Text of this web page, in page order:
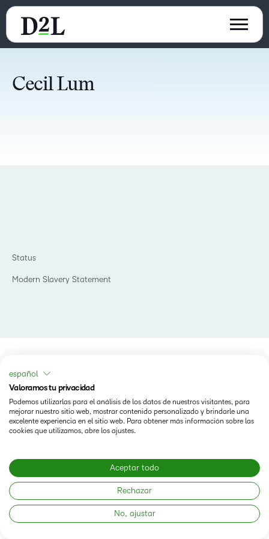
Cecil Lum
Status
Modern Slavery Statement
español
Valoramos tu privacidad
Podemos utilizarlas para el análisis de los datos de nuestros visitantes, para
mejorar nuestro sitio web, mostrar contenido personalizado y brindarle una
excelente experiencia en el sitio web. Para obtener más información sobre las
cookies que utilizamos, abre los ajustes.
Aceptar todo
Rechazar
No, ajustar